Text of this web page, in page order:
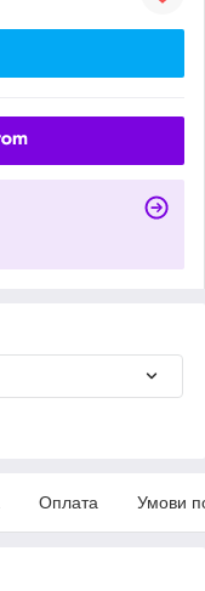
Оплата Умови